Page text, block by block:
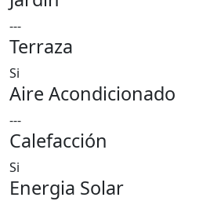
---
Terraza
Si
Aire Acondicionado
---
Calefacción
Si
Energia Solar